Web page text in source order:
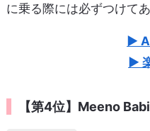
に乗る際には必ずつけて
【第4位】Meeno